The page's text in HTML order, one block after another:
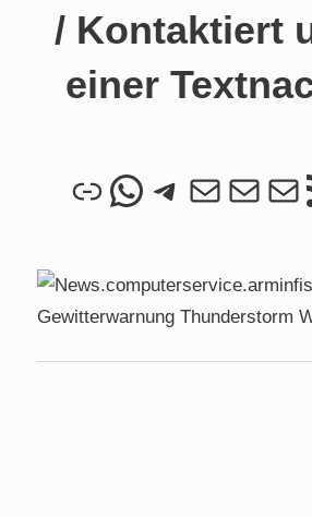
/ Kontaktiert
einer
LinkWhatsApp
Telegram
MailMail